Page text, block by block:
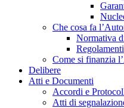
Che cosa fa
Normativa
Regolamenti
Come si finanzia
Delibere
Atti e Documenti
Accordi e
Atti di